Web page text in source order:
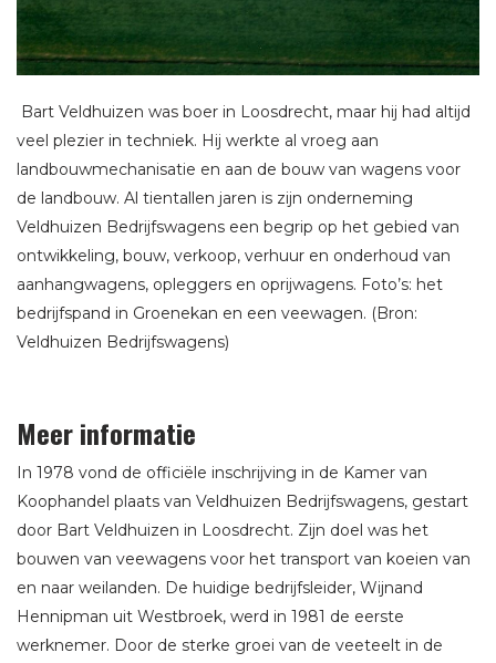
Bart Veldhuizen was boer in Loosdrecht, maar hij had altijd
veel plezier in techniek. Hij werkte al vroeg aan
landbouwmechanisatie en aan de bouw van wagens voor
de landbouw. Al tientallen jaren is zijn onderneming
Veldhuizen Bedrijfswagens een begrip op het gebied van
ontwikkeling, bouw, verkoop, verhuur en onderhoud van
aanhangwagens, opleggers en oprijwagens. Foto’s: het
bedrijfspand in Groenekan en een veewagen. (Bron:
Veldhuizen Bedrijfswagens)
Meer informatie
In 1978 vond de officiële inschrijving in de Kamer van
Koophandel plaats van Veldhuizen Bedrijfswagens, gestart
door Bart Veldhuizen in Loosdrecht. Zijn doel was het
bouwen van veewagens voor het transport van koeien van
en naar weilanden. De huidige bedrijfsleider, Wijnand
Hennipman uit Westbroek, werd in 1981 de eerste
werknemer. Door de sterke groei van de veeteelt in de